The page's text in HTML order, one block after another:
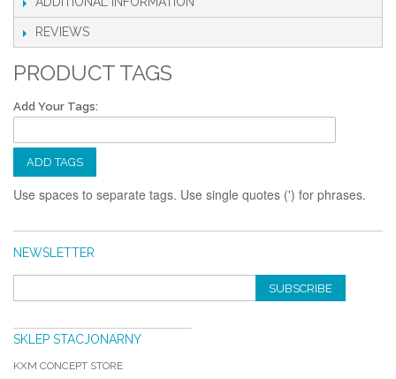
REVIEWS
PRODUCT TAGS
Add Your Tags:
ADD TAGS
Use spaces to separate tags. Use single quotes (') for phrases.
NEWSLETTER
SUBSCRIBE
SKLEP STACJONARNY
KXM CONCEPT STORE